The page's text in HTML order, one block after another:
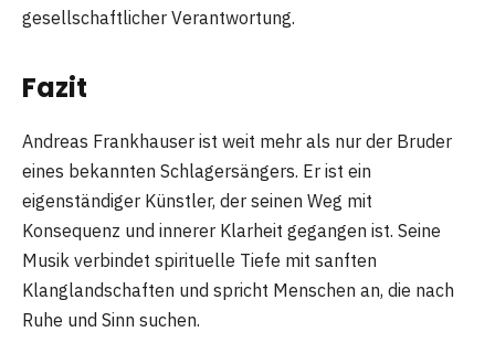
gesellschaftlicher Verantwortung.
Fazit
Andreas Frankhauser ist weit mehr als nur der Bruder
eines bekannten Schlagersängers. Er ist ein
eigenständiger Künstler, der seinen Weg mit
Konsequenz und innerer Klarheit gegangen ist. Seine
Musik verbindet spirituelle Tiefe mit sanften
Klanglandschaften und spricht Menschen an, die nach
Ruhe und Sinn suchen.